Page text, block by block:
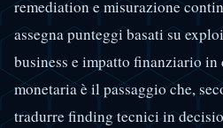
remediation e misurazione
assegna punteggi basati su
business e impatto finanziario
monetaria è il passaggio che,
tradurre finding tecnici in